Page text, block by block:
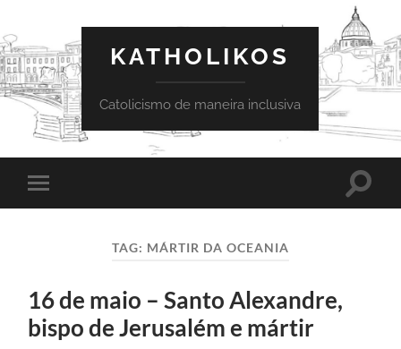
KATHOLIKOS
Catolicismo de maneira inclusiva
Toggle
mobile
Toggle
TAG: MÁRTIR DA OCEANIA
16 de maio – Santo Alexandre,
bispo de Jerusalém e mártir